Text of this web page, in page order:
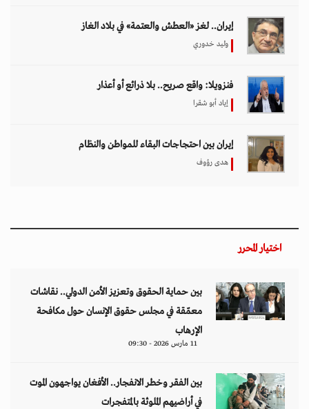
إيران.. لغز «العطش والعتمة» في بلاد الغاز
وليد خدوري
فنزويلا: واقع صريح.. بلا ذرائع أو أعذار
إياد أبو شقرا
إيران بين احتجاجات البقاء للمواطن والنظام
هدى رؤوف
اختيار المحرر
بين حماية الحقوق وتعزيز الأمن الدولي.. نقاشات
معمّقة في مجلس حقوق الإنسان حول مكافحة
الإرهاب
11 مارس 2026 - 09:30
بين الفقر وخطر الانفجار.. الأفغان يواجهون الموت
في أراضيهم الملوثة بالمتفجرات